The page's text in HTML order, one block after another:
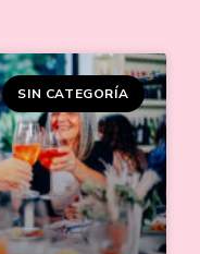
SIN CATEGORÍA